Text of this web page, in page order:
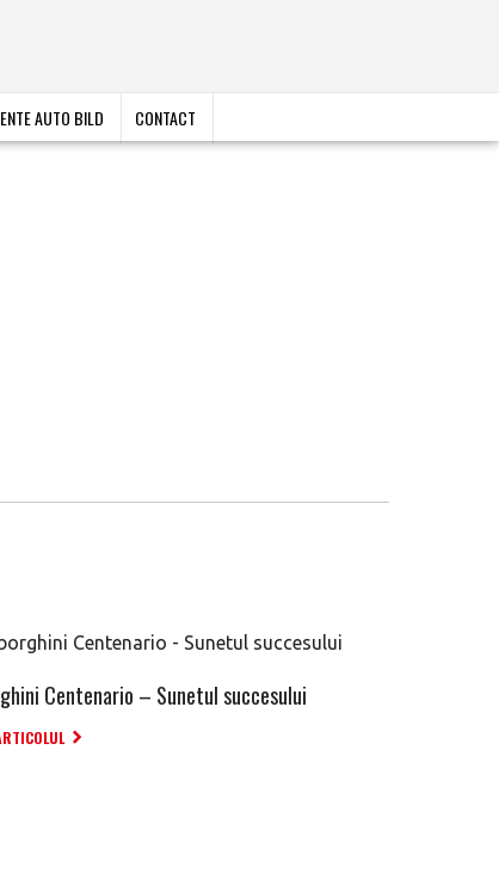
AUTO BILD CONTACT
Centenario – Sunetul succesului